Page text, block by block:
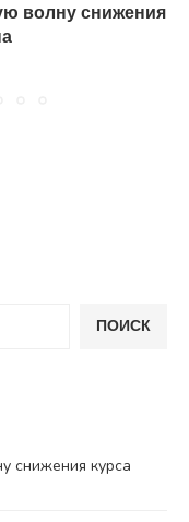
волну снижения
ПОИСК
снижения курса